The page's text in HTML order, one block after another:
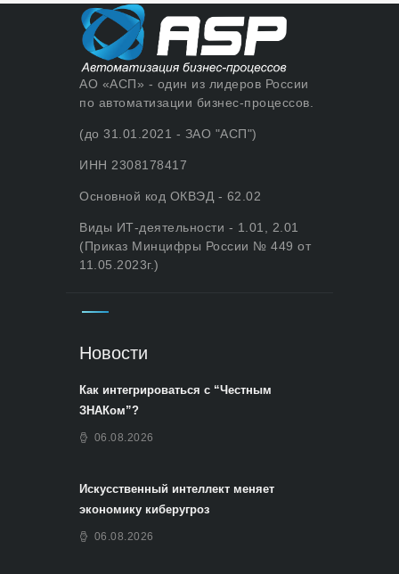
АО «АСП» - один из лидеров России
по автоматизации бизнес-процессов.
(до 31.01.2021 - ЗАО "АСП")
ИНН 2308178417
Основной код ОКВЭД - 62.02
Виды ИТ-деятельности - 1.01, 2.01
(Приказ Минцифры России № 449 от
11.05.2023г.)
Новости
Как интегрироваться с “Честным
ЗНАКом”?
06.08.2026
Искусственный интеллект меняет
экономику киберугроз
06.08.2026